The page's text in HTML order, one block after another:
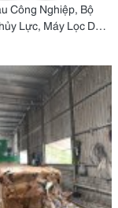
Công Nghiệp, Bộ
Lực, Máy Lọc Dầu
Nghiệp